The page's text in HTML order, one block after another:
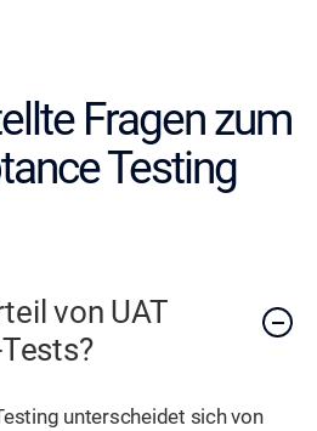
Fragen zum
Testing
von UAT
unterscheidet sich von